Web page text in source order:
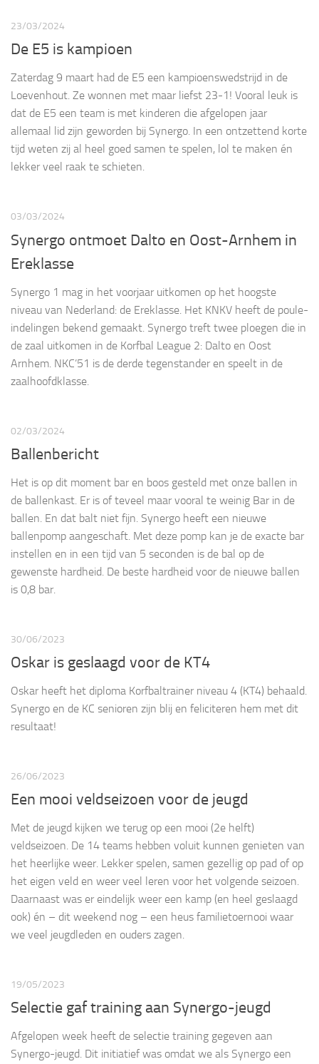
23/03/2024
De E5 is kampioen
Zaterdag 9 maart had de E5 een kampioenswedstrijd in de
Loevenhout. Ze wonnen met maar liefst 23-1! Vooral leuk is
dat de E5 een team is met kinderen die afgelopen jaar
allemaal lid zijn geworden bij Synergo. In een ontzettend korte
tijd weten zij al heel goed samen te spelen, lol te maken én
lekker veel raak te schieten.
03/03/2024
Synergo ontmoet Dalto en Oost-Arnhem in
Ereklasse
Synergo 1 mag in het voorjaar uitkomen op het hoogste
niveau van Nederland: de Ereklasse. Het KNKV heeft de poule-
indelingen bekend gemaakt. Synergo treft twee ploegen die in
de zaal uitkomen in de Korfbal League 2: Dalto en Oost
Arnhem. NKC’51 is de derde tegenstander en speelt in de
zaalhoofdklasse.
02/03/2024
Ballenbericht
Het is op dit moment bar en boos gesteld met onze ballen in
de ballenkast. Er is of teveel maar vooral te weinig Bar in de
ballen. En dat balt niet fijn. Synergo heeft een nieuwe
ballenpomp aangeschaft. Met deze pomp kan je de exacte bar
instellen en in een tijd van 5 seconden is de bal op de
gewenste hardheid. De beste hardheid voor de nieuwe ballen
is 0,8 bar.
30/06/2023
Oskar is geslaagd voor de KT4
Oskar heeft het diploma Korfbaltrainer niveau 4 (KT4) behaald.
Synergo en de KC senioren zijn blij en feliciteren hem met dit
resultaat!
26/06/2023
Een mooi veldseizoen voor de jeugd
Met de jeugd kijken we terug op een mooi (2e helft)
veldseizoen. De 14 teams hebben voluit kunnen genieten van
het heerlijke weer. Lekker spelen, samen gezellig op pad of op
het eigen veld en weer veel leren voor het volgende seizoen.
Daarnaast was er eindelijk weer een kamp (en heel geslaagd
ook) én – dit weekend nog – een heus familietoernooi waar
we veel jeugdleden en ouders zagen.
19/05/2023
Selectie gaf training aan Synergo-jeugd
Afgelopen week heeft de selectie training gegeven aan
Synergo-jeugd. Dit initiatief was omdat we als Synergo een